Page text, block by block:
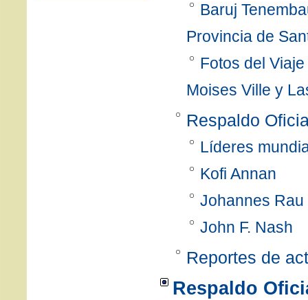
Baruj
Provincia de
Fotos del
Moises Ville y
Respaldo
Líderes
Kofi Annan
Johannes Rau
John F. Nash
Reportes de
Respaldo